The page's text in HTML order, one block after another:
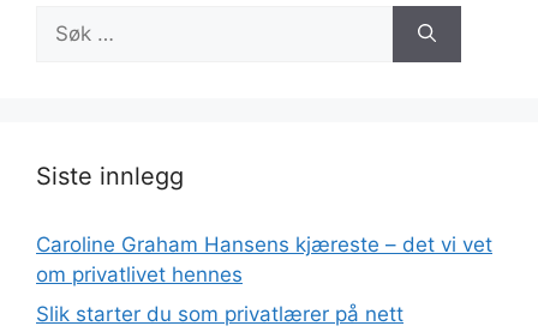
etter:
Siste innlegg
Caroline Graham Hansens kjæreste – det vi vet
om privatlivet hennes
Slik starter du som privatlærer på nett